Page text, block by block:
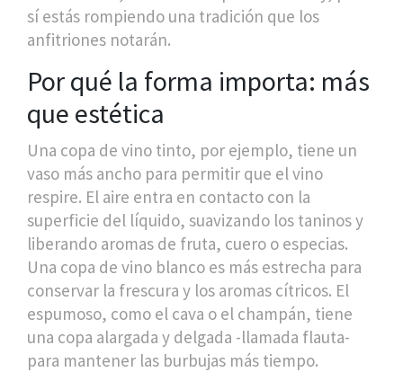
sí estás rompiendo una tradición que los
anfitriones notarán.
Por qué la forma importa: más
que estética
Una copa de vino tinto, por ejemplo, tiene un
vaso más ancho para permitir que el vino
respire. El aire entra en contacto con la
superficie del líquido, suavizando los taninos y
liberando aromas de fruta, cuero o especias.
Una copa de vino blanco es más estrecha para
conservar la frescura y los aromas cítricos. El
espumoso, como el cava o el champán, tiene
una copa alargada y delgada -llamada flauta-
para mantener las burbujas más tiempo.